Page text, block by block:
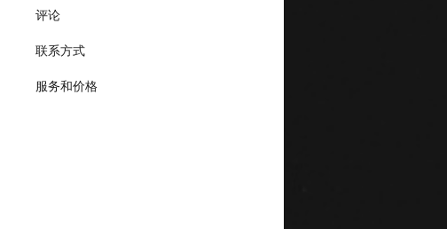
评论
联系方式
服务和价格